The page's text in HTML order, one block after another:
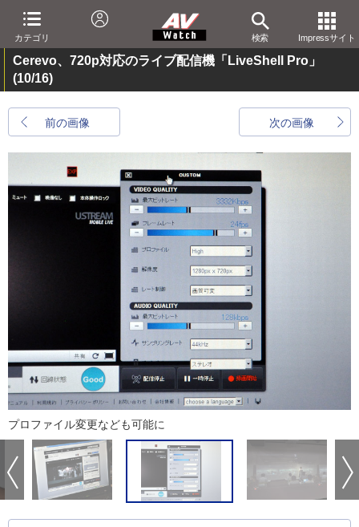
カテゴリ 検索 Impressサイト
Cerevo、720p対応のライブ配信機「LiveShell Pro」
(10/16)
前の画像 次の画像
プロファイル変更なども可能に